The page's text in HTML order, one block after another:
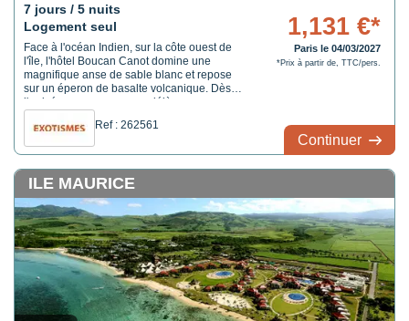
7 jours / 5 nuits
Logement seul
Face à l'océan Indien, sur la côte ouest de
l'île, l'hôtel Boucan Canot domine une
magnifique anse de sable blanc et repose
sur un éperon de basalte volcanique. Dès
l'arrivée, vous apercevez déjà en
belle entrée en matière qui se poursuit dans
les chambres mais aussi au restaurant, l'un
des plus ...
Ref : 262561
1,131 €*
Paris le 04/03/2027
*Prix à partir de, TTC/pers.
Continuer
ILE MAURICE